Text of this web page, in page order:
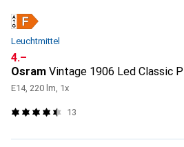
Leuchtmittel
CHF
4.–
Osram Vintage 1906 Led Classic P
E14, 220 lm, 1x
13